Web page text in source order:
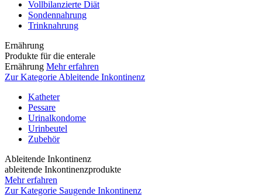
Vollbilanzierte Diät
Sondennahrung
Trinknahrung
Ernährung
Produkte für die enterale
Ernährung Mehr erfahren
Zur Kategorie Ableitende Inkontinenz
Katheter
Pessare
Urinalkondome
Urinbeutel
Zubehör
Ableitende Inkontinenz
ableitende Inkontinenzprodukte
Mehr erfahren
Zur Kategorie Saugende Inkontinenz